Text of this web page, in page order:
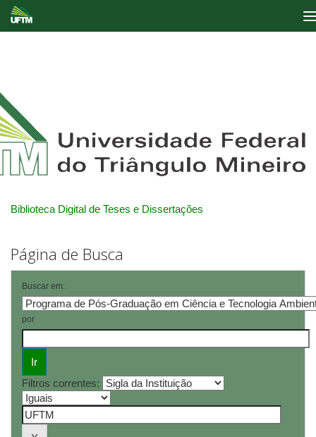
Biblioteca Digital de Teses e Dissertações
Página de Busca
Buscar em:
por
Filtros correntes: